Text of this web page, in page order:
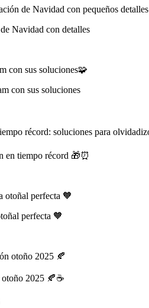
Navidad con detalles
con sus soluciones
en tiempo récord 🎁⏰
perfecta 🧡
otoño 2025 🍂☕